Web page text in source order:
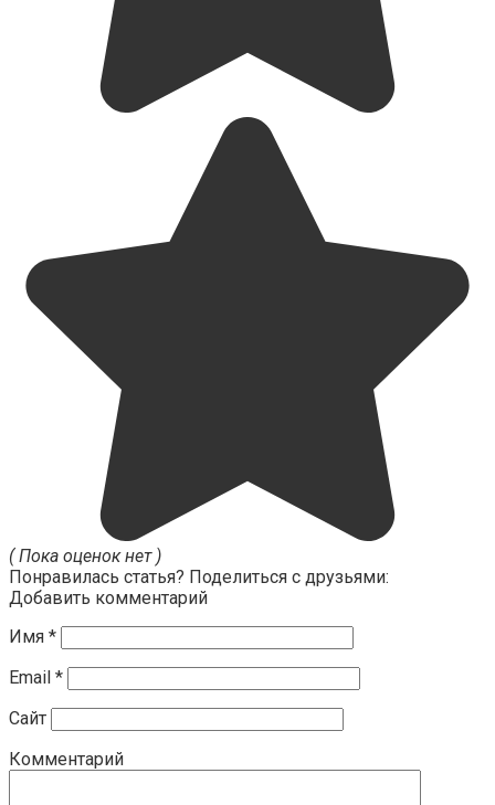
( Пока оценок нет )
Понравилась статья? Поделиться с друзьями:
Добавить комментарий
Имя *
Email *
Сайт
Комментарий